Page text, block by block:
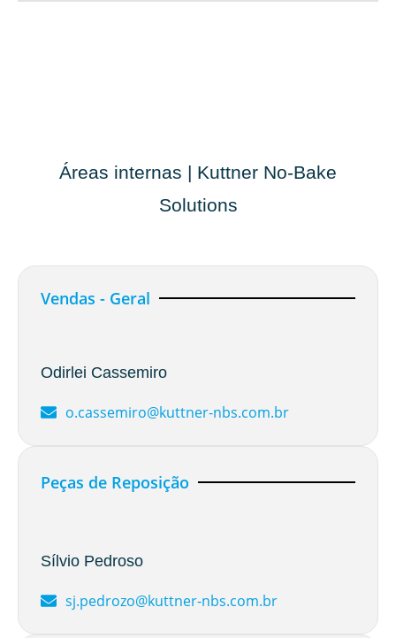
Áreas internas | Kuttner No-Bake
Solutions
Vendas - Geral
Odirlei Cassemiro
o.cassemiro@kuttner-nbs.com.br
Peças de Reposição
Sílvio Pedroso
sj.pedrozo@kuttner-nbs.com.br